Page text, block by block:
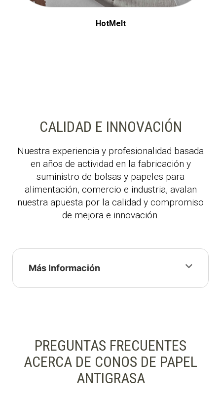
HotMelt
CALIDAD E INNOVACIÓN
Nuestra experiencia y profesionalidad basada
en años de actividad en la fabricación y
suministro de bolsas y papeles para
alimentación, comercio e industria, avalan
nuestra apuesta por la calidad y compromiso
de mejora e innovación.
Más Información
PREGUNTAS FRECUENTES
ACERCA DE CONOS DE PAPEL
ANTIGRASA